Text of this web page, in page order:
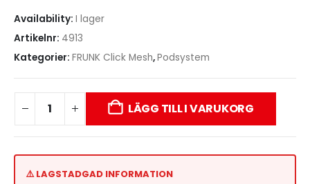
Availability: I lager
Artikelnr: 4913
Kategorier: FRUNK Click Mesh,Podsystem
LÄGG TILL I VARUKORG
⚠️ LAGSTADGAD INFORMATION